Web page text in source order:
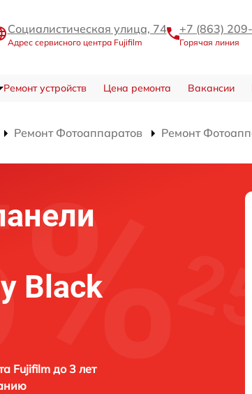
Социалистическая улица, 74
Адрес сервисного центра Fujifilm
+7 (863)
Горячая линия
Ремонт устройств Цена ремонта Вакансии
Ремонт Фотоаппаратов Ремонт
Black
Fujifilm до 3 лет